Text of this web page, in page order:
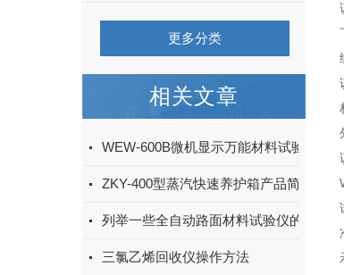
更多分类
相关文章
WEW-600B微机显示万能材料试验机（
ZKY-400型蒸汽快速养护箱产品简介
列举一些全自动路面材料试验仪的具体型
三氯乙烯回收仪操作方法